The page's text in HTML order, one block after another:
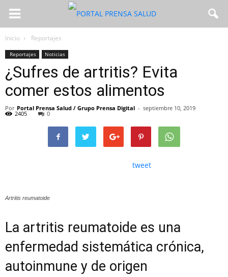
Inicio Reportajes
Reportajes Noticias
¿Sufres de artritis? Evita
comer estos alimentos
Por Portal Prensa Salud / Grupo Prensa Digital - septiembre 10, 2019
2405 0
tweet
Artritis reumatoide
La artritis reumatoide es una
enfermedad sistemática crónica,
autoinmune y de origen